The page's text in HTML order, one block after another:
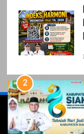
Iklan
2